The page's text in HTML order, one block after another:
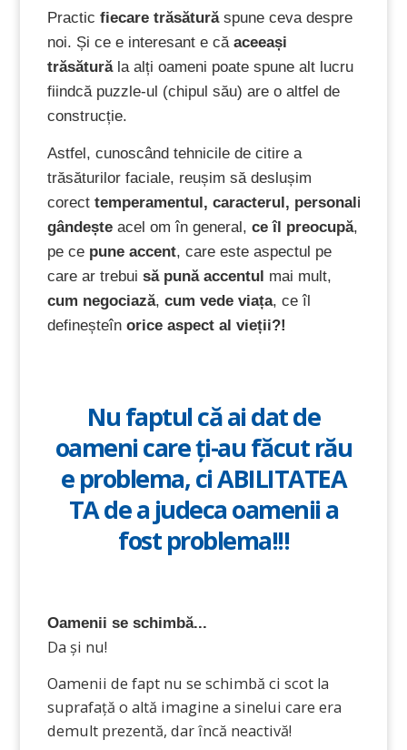
Practicfiecare trăsătură spune ceva despre
noi. Și ce e interesant e căaceeași
trăsătură la alți oameni poate spune alt lucru
fiindcă puzzle-ul (chipul său) are o altfel de
construcție.
Astfel, cunoscând tehnicile de citire a
trăsăturilor faciale, reușim să deslușim
corecttemperamentul,caracterul, personalitatea,
gândește acel om în general,ce îl preocupă,
pe ce pune accent, care este aspectul pe
care ar trebuisă pună accentul mai mult,
cum negociază,cum vede viața, ce îl
defineșteînorice aspect al vieții?!
Nu faptul că ai dat de
oameni care ți-au făcut rău
e problema, ci ABILITATEA
TA de a judeca oamenii a
fost problema!!!
Oamenii se schimbă...
Da și nu!
Oamenii de fapt nu se schimbă ci scot la
suprafață o altă imagine a sinelui care era
demult prezentă, dar încă neactivă!